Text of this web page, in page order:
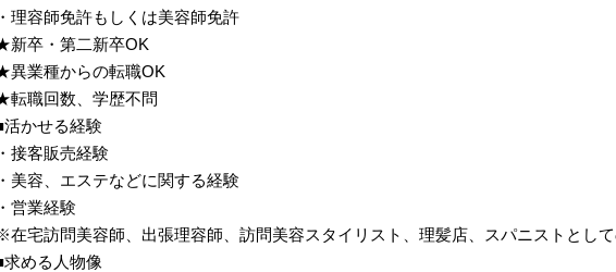
・理容師免許もしくは美容師免許
新卒・第二新卒OK
異業種からの転職OK
転職回数、学歴不問
活かせる経験
・接客販売経験
・美容、エステなどに関する経験
・営業経験
在宅訪問美容師、出張理容師、訪問美容スタイリスト、理髪店、スパニストとし
求める人物像